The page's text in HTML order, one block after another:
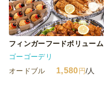
フィンガーフードボリュー
ゴーゴーデリ
オードブル
1,580 円/人